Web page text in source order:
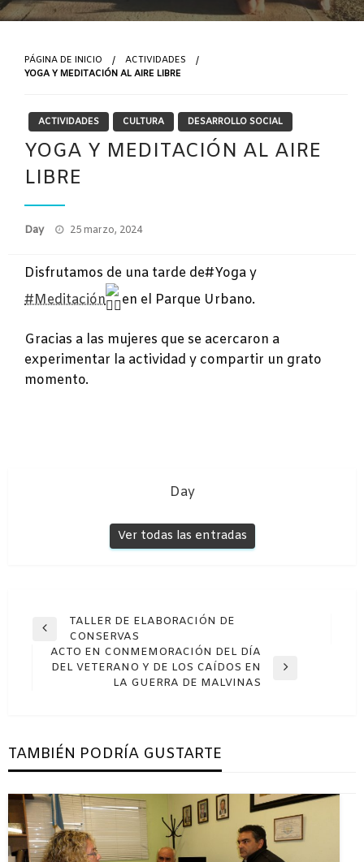
PÁGINA DE INICIO
ACTIVIDADES
YOGA Y MEDITACIÓN AL AIRE LIBRE
ACTIVIDADES CULTURA DESARROLLO SOCIAL
YOGA Y MEDITACIÓN AL AIRE
LIBRE
Day
Publicado
25 marzo, 2024
Disfrutamos de una tarde de#Yoga y
#Meditación
en el Parque Urbano.
Gracias a las mujeres que se acercaron a
experimentar la actividad y compartir un grato
momento.
Day
Ver todas las entradas
Navegación
entradas
Entrada
anterior
TALLER DE ELABORACIÓN DE
CONSERVAS
Entrada
ACTO EN CONMEMORACIÓN DEL DÍA
DEL VETERANO Y DE LOS CAÍDOS EN
LA GUERRA DE MALVINAS
TAMBIÉN PODRÍA GUSTARTE